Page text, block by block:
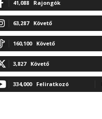
41,088 Rajongók
63,287 Követő
160,100 Követő
3,827 Követő
334,000 Feliratkozó